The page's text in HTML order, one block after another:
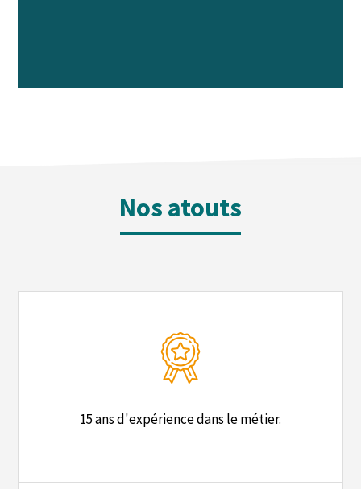
Nos atouts
15 ans d'expérience dans le métier.